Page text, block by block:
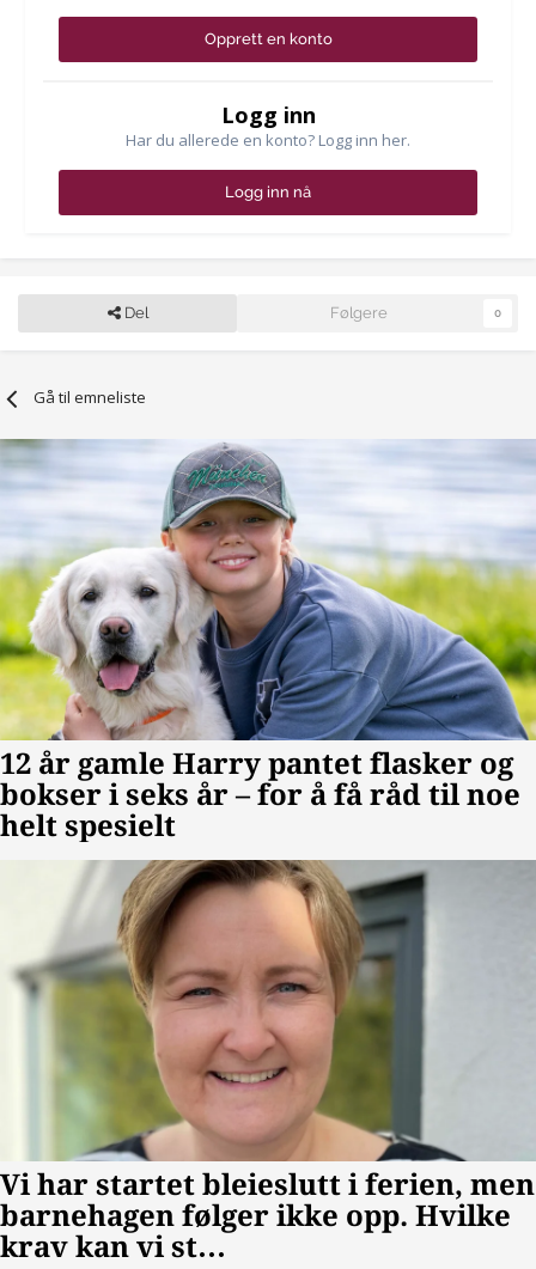
Opprett en konto
Logg inn
Har du allerede en konto? Logg inn her.
Logg inn nå
Del Følgere 0
Gå til emneliste